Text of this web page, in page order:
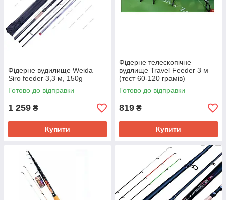
Фідерне вудилище Weida
Siro feeder 3,3 м, 150g
Готово до відправки
1 259 ₴
Купити
Фідерне телескопічне
вудлище Travel Feeder 3 м
(тест 60-120 грамів)
Готово до відправки
819 ₴
Купити